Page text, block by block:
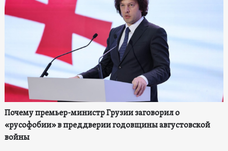
Почему премьер-министр Грузии заговорил о
«русофобии» в преддверии годовщины августовской
войны